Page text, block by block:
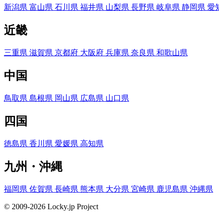
新潟県 富山県 石川県 福井県 山梨県 長野県 岐阜県 静岡県 愛
近畿
三重県 滋賀県 京都府 大阪府 兵庫県 奈良県 和歌山県
中国
鳥取県 島根県 岡山県 広島県 山口県
四国
徳島県 香川県 愛媛県 高知県
九州・沖縄
福岡県 佐賀県 長崎県 熊本県 大分県 宮崎県 鹿児島県 沖縄県
© 2009-2026 Locky.jp Project